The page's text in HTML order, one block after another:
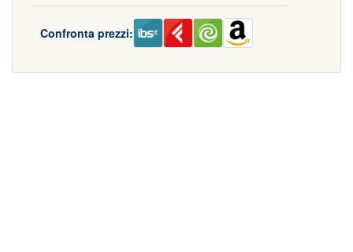
Confronta prezzi: